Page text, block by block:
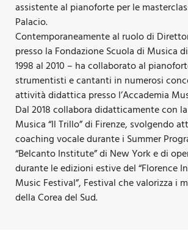
assistente al pianoforte per le
Palacio.
Contemporaneamente al ruolo di
presso la Fondazione Scuola di Musica
1998 al 2010 – ha collaborato al
strumentisti e cantanti in numerosi
attività didattica presso l’Accademia
Dal 2018 collabora didatticamente con
Musica “Il Trillo” di Firenze, svolgendo
coaching vocale durante i Summer
“Belcanto Institute” di New York e di
durante le edizioni estive del “Florence
Music Festival”, Festival che valorizza i
della Corea del Sud.